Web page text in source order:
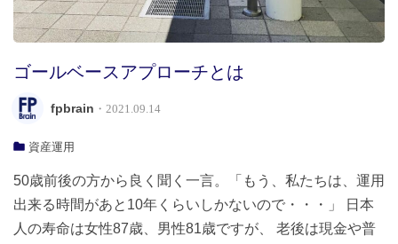
ゴールベースアプローチとは
fpbrain ・2021.09.14
資産運用
50歳前後の方から良く聞く一言。「もう、私たちは、運用
出来る時間があと10年くらいしかないので・・・」 日本
人の寿命は女性87歳、男性81歳ですが、 老後は現金や普